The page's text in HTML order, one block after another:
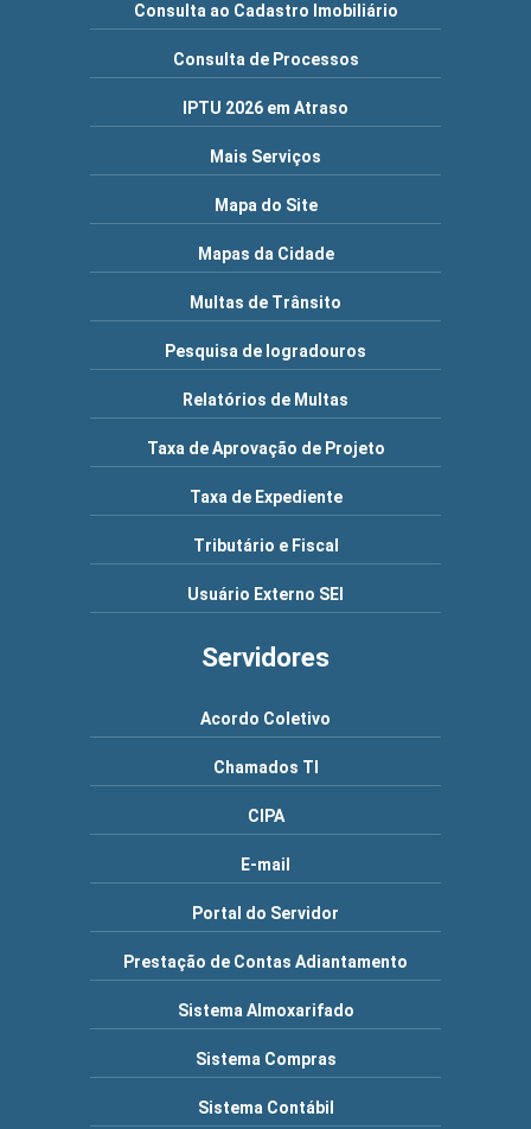
Consulta ao Cadastro Imobiliário
Consulta de Processos
IPTU 2026 em Atraso
Mais Serviços
Mapa do Site
Mapas da Cidade
Multas de Trânsito
Pesquisa de logradouros
Relatórios de Multas
Taxa de Aprovação de Projeto
Taxa de Expediente
Tributário e Fiscal
Usuário Externo SEI
Servidores
Acordo Coletivo
Chamados TI
CIPA
E-mail
Portal do Servidor
Prestação de Contas Adiantamento
Sistema Almoxarifado
Sistema Compras
Sistema Contábil